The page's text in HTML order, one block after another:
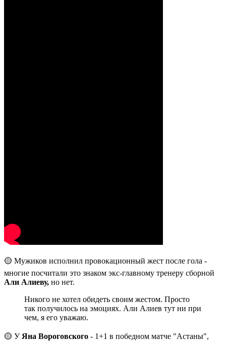
🟡 Мужиков исполнил провокационный жест после гола -
многие посчитали это знаком экс-главному тренеру сборной
Али Алиеву, но нет.
Никого не хотел обидеть своим жестом. Просто
так получилось на эмоциях. Али Алиев тут ни при
чем, я его уважаю.
🟡 У Яна Вороговского - 1+1 в победном матче "Астаны",